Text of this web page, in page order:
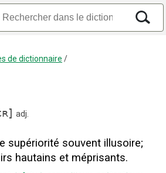
de dictionnaire /
] adj.
supériorité souvent illusoire;
hautains et méprisants.